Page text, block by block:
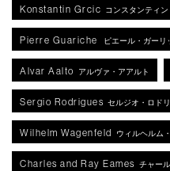
Konstantin Grcic コンスタンティ
Pierre Guariche ピエール・ガーリ
Alvar Aalto アルヴァ・アアルト
Sergio Rodrigues セルジオ・ロド
Wilhelm Wagenfeld ウィルヘルム
Charles and Ray Eames チャー